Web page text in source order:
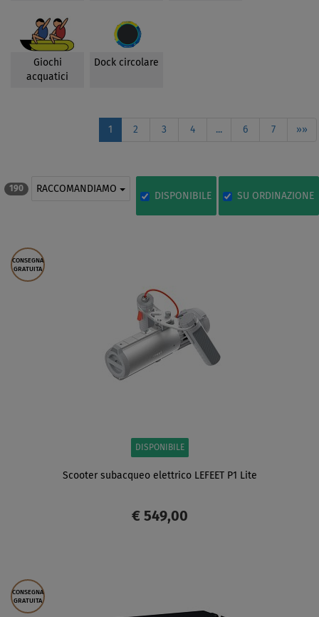
Giochi
acquatici
Dock circolare
1 2 3 4 ... 6 7 »»
190 RACCOMANDIAMO
DISPONIBILE SU ORDINAZIONE
CONSEGNA
GRATUITA
DISPONIBILE
Scooter subacqueo elettrico LEFEET P1 Lite
€ 549,00
CONSEGNA
GRATUITA